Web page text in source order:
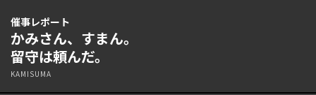
催事レポート
かみさん、すまん。
留守は頼んだ。
KAMISUMA